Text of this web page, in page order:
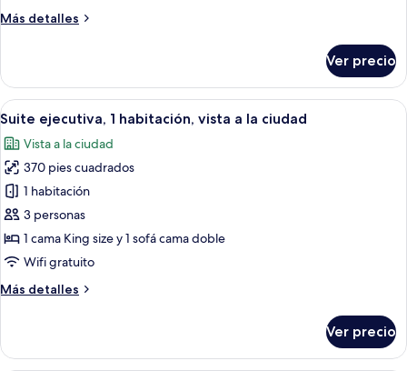
King
sofá
cama,
vista
a
la
ciudad
Más detalles
Más
junior,
cama
size
y
sofá
cama,
vista
a
la
ciudad
Ver precio
Abrir
todas
las
fotos
de
Suite
ejecutiva,
1
habitación,
vista
ciudad
Habitación de hotel con una cama
7
Suite ejecutiva, 1 habitación, vista a la ciudad
Vista a la ciudad
370 pies cuadrados
1 habitación
3 personas
1 cama King size y 1 sofá cama doble
Wifi gratuito
Más detalles
Más
ejecutiva,
Ver precio